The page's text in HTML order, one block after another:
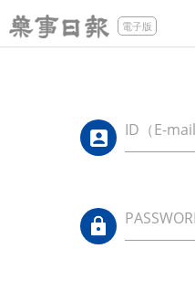
電子版
ID（E-